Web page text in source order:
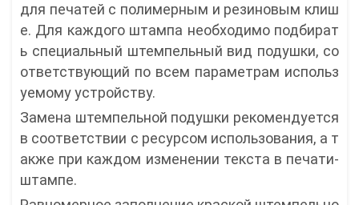
для печатей с полимерным и резиновым клиш
е. Для каждого штампа необходимо подбират
ь специальный штемпельный вид подушки, со
ответствующий по всем параметрам использ
уемому устройству.
Замена штемпельной подушки рекомендуется
в соответствии с ресурсом использования, а т
акже при каждом изменении текста в печати-
штампе.